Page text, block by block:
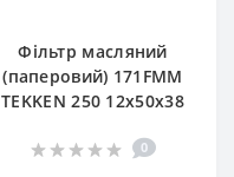
Фільтр масляний
(паперовий) 171FMM
TEKKEN 250 12х50х38
0